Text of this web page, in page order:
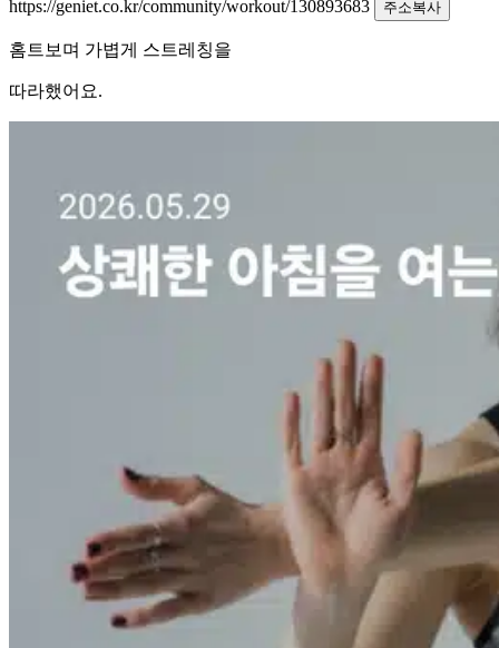
https://geniet.co.kr/community/workout/130893683
주소복사
홈트보며 가볍게 스트레칭을
따라했어요.